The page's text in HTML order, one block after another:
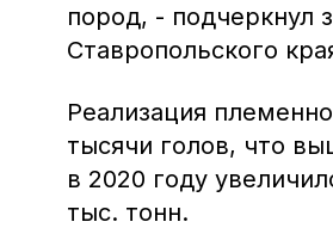
пород, - подчеркнул
Ставропольского
Реализация
тысячи голов, что
в 2020 году
тыс. тонн.